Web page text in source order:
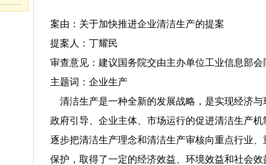
案由：关于加快推进企业清洁生产的提案
提案人：丁耀民
审查意见：建议国务院交由主办单位工业信息部会
主题词：企业生产
清洁生产是一种全新的发展战略，是实现经济
政府引导、企业主体、市场运行的促进清洁生产
逐步把清洁生产理念和清洁生产审核向重点行业
保护，取得了一定的经济效益、环境效益和社会